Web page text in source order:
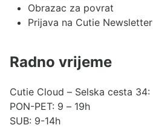
Obrazac za povrat
Prijava na Cutie Newsletter
Radno vrijeme
Cutie Cloud – Selska cesta 34:
PON-PET: 9 – 19h
SUB: 9-14h